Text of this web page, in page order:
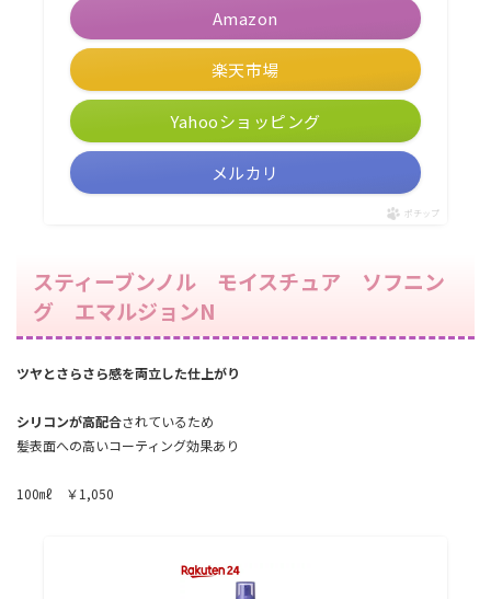
Amazon
楽天市場
Yahooショッピング
メルカリ
ポチップ
スティーブンノル モイスチュア ソフニン
グ エマルジョンN
ツヤとさらさら感を両立した仕上がり
シリコンが高配合されているため
髪表面への高いコーティング効果あり
100㎖ ￥1,050